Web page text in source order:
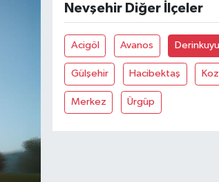
Nevşehir Diğer İlçeler
Acigöl Avanos Derinkuyu
Gülşehir Hacibektaş
Merkez Ürgüp